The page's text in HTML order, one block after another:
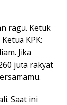
ragu. Ketuk
KPK:
Jika
juta rakyat
Saat ini